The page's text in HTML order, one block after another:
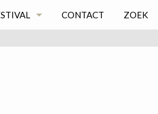
CONTACT ZOEK